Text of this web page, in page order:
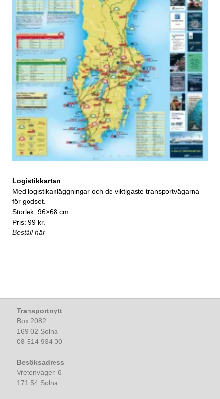
Logistikkartan
Med logistikanläggningar och de viktigaste transportvägarna
för godset.
Storlek: 96×68 cm
Pris: 99 kr.
Beställ här
Transportnytt
Box 2082
169 02 Solna
08-514 934 00
Besöksadress
Vretenvägen 6
171 54 Solna